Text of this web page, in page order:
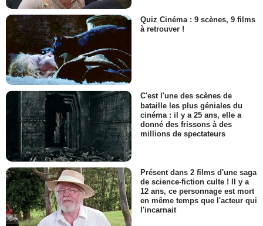
Quiz Cinéma : 9 scènes, 9 films
à retrouver !
C'est l'une des scènes de
bataille les plus géniales du
cinéma : il y a 25 ans, elle a
donné des frissons à des
millions de spectateurs
Présent dans 2 films d'une saga
de science-fiction culte ! Il y a
12 ans, ce personnage est mort
en même temps que l'acteur qui
l'incarnait